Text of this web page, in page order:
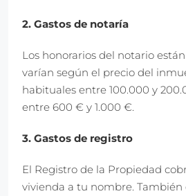
2. Gastos de notaría
Los honorarios del notario
varían según el precio del
habituales entre 100.000 y
entre 600 € y 1.000 €.
3. Gastos de registro
El Registro de la Propiedad
vivienda a tu nombre. También